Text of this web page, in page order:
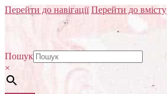
Перейти до навігації Перейти до вмісту
Пошук
×